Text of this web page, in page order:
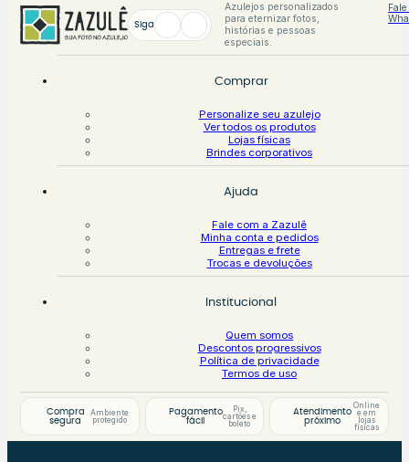
Siga
Azulejos personalizados
para eternizar fotos,
histórias e pessoas
especiais.
Comprar
Personalize seu azulejo
Ver todos os produtos
Lojas físicas
Brindes corporativos
Ajuda
Fale com a Zazulê
Minha conta e pedidos
Entregas e frete
Trocas e devoluções
Institucional
Quem somos
Descontos progressivos
Política de privacidade
Termos de uso
Compra
segura
Ambiente
protegido
Pagamento
fácil
Pix,
cartões e
boleto
Atendimento
próximo
Online
e em
lojas
físicas